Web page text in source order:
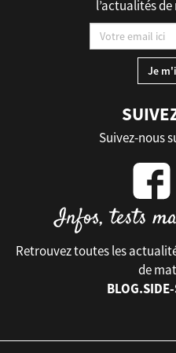
l’actualités
Suivez-nous
Retrouvez toutes les
de